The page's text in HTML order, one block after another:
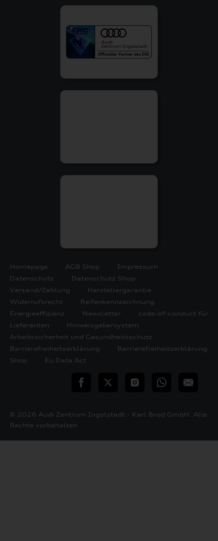
Homepage AGB Shop
Impressum
Datenschutz
Datenschutz Shop
Versand/Zahlung
Herstellergarantie
Widerrufsrecht
Reifenkennzeichnung
Energieeffizienz
Newsletter
code-of-conduct für
Lieferanten
Hinweisgebersystem
Arbeitssicherheit und Gesundheitsschutz
Barrierefreiheitserklärung
Barrierefreiheitserklärung
Shop
Eu Data Act
teilen Twitter InstagramWhatsApp
E-
© 2026 Audi Zentrum Ingolstadt - Karl Brod GmbH. Alle
Rechte vorbehalten